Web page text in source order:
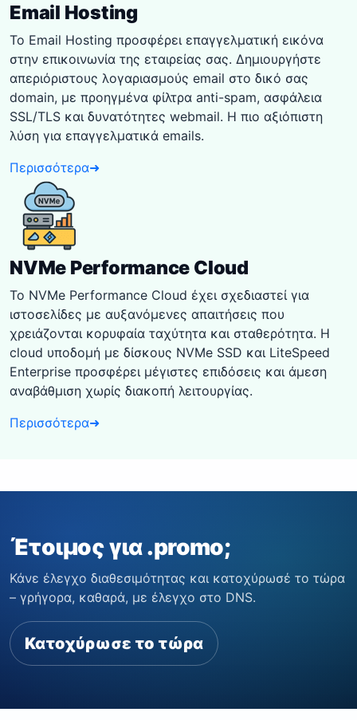
Email Hosting
Το Email Hosting προσφέρει επαγγελματική εικόνα
στην επικοινωνία της εταιρείας σας. Δημιουργήστε
απεριόριστους λογαριασμούς email στο δικό σας
domain, με προηγμένα φίλτρα anti-spam, ασφάλεια
SSL/TLS και δυνατότητες webmail. Η πιο αξιόπιστη
λύση για επαγγελματικά emails.
Περισσότερα➜
NVMe Performance Cloud
Το NVMe Performance Cloud έχει σχεδιαστεί για
ιστοσελίδες με αυξανόμενες απαιτήσεις που
χρειάζονται κορυφαία ταχύτητα και σταθερότητα. Η
cloud υποδομή με δίσκους NVMe SSD και LiteSpeed
Enterprise προσφέρει μέγιστες επιδόσεις και άμεση
αναβάθμιση χωρίς διακοπή λειτουργίας.
Περισσότερα➜
Έτοιμος για .promo;
Κάνε έλεγχο διαθεσιμότητας και κατοχύρωσέ το τώρα
– γρήγορα, καθαρά, με έλεγχο στο DNS.
Κατοχύρωσε το τώρα